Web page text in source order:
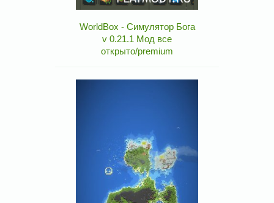
WorldBox - Симулятор Бога
v 0.21.1 Мод все
открыто/premium